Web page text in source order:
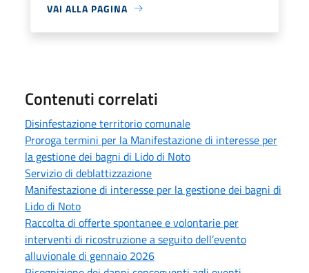
VAI ALLA PAGINA
Contenuti correlati
Disinfestazione territorio comunale
Proroga termini per la Manifestazione di interesse per
la gestione dei bagni di Lido di Noto
Servizio di deblattizzazione
Manifestazione di interesse per la gestione dei bagni di
Lido di Noto
Raccolta di offerte spontanee e volontarie per
interventi di ricostruzione a seguito dell’evento
alluvionale di gennaio 2026